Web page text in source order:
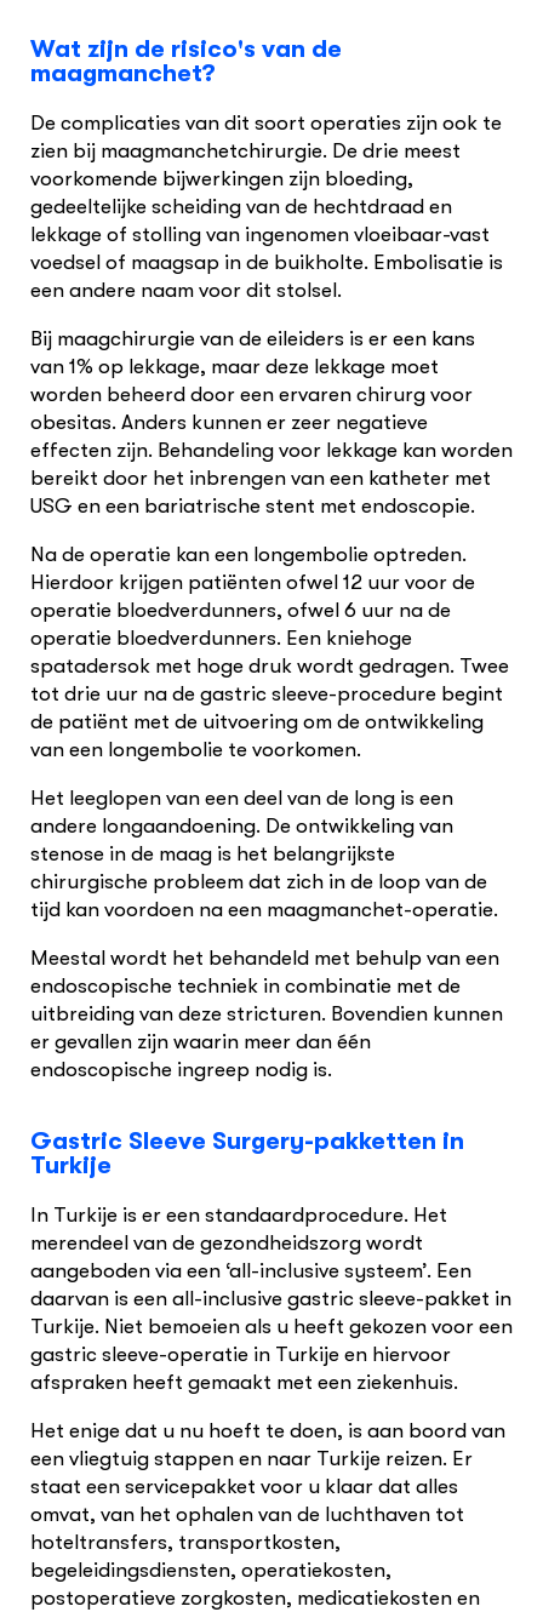
Wat zijn de risico's van de
maagmanchet?
De complicaties van dit soort operaties zijn ook te
zien bij maagmanchetchirurgie. De drie meest
voorkomende bijwerkingen zijn bloeding,
gedeeltelijke scheiding van de hechtdraad en
lekkage of stolling van ingenomen vloeibaar-vast
voedsel of maagsap in de buikholte. Embolisatie is
een andere naam voor dit stolsel.
Bij maagchirurgie van de eileiders is er een kans
van 1% op lekkage, maar deze lekkage moet
worden beheerd door een ervaren chirurg voor
obesitas. Anders kunnen er zeer negatieve
effecten zijn. Behandeling voor lekkage kan worden
bereikt door het inbrengen van een katheter met
USG en een bariatrische stent met endoscopie.
Na de operatie kan een longembolie optreden.
Hierdoor krijgen patiënten ofwel 12 uur voor de
operatie bloedverdunners, ofwel 6 uur na de
operatie bloedverdunners. Een kniehoge
spatadersok met hoge druk wordt gedragen. Twee
tot drie uur na de gastric sleeve-procedure begint
de patiënt met de uitvoering om de ontwikkeling
van een longembolie te voorkomen.
Het leeglopen van een deel van de long is een
andere longaandoening. De ontwikkeling van
stenose in de maag is het belangrijkste
chirurgische probleem dat zich in de loop van de
tijd kan voordoen na een maagmanchet-operatie.
Meestal wordt het behandeld met behulp van een
endoscopische techniek in combinatie met de
uitbreiding van deze stricturen. Bovendien kunnen
er gevallen zijn waarin meer dan één
endoscopische ingreep nodig is.
Gastric Sleeve Surgery-pakketten in
Turkije
In Turkije is er een standaardprocedure. Het
merendeel van de gezondheidszorg wordt
aangeboden via een ‘all-inclusive systeem’. Een
daarvan is een all-inclusive gastric sleeve-pakket in
Turkije. Niet bemoeien als u heeft gekozen voor een
gastric sleeve-operatie in Turkije en hiervoor
afspraken heeft gemaakt met een ziekenhuis.
Het enige dat u nu hoeft te doen, is aan boord van
een vliegtuig stappen en naar Turkije reizen. Er
staat een servicepakket voor u klaar dat alles
omvat, van het ophalen van de luchthaven tot
hoteltransfers, transportkosten,
begeleidingsdiensten, operatiekosten,
postoperatieve zorgkosten, medicatiekosten en